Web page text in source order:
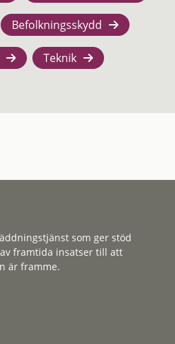
Befolkningsskydd
Teknik
som ger stöd
framtida insatser till att
är framme.